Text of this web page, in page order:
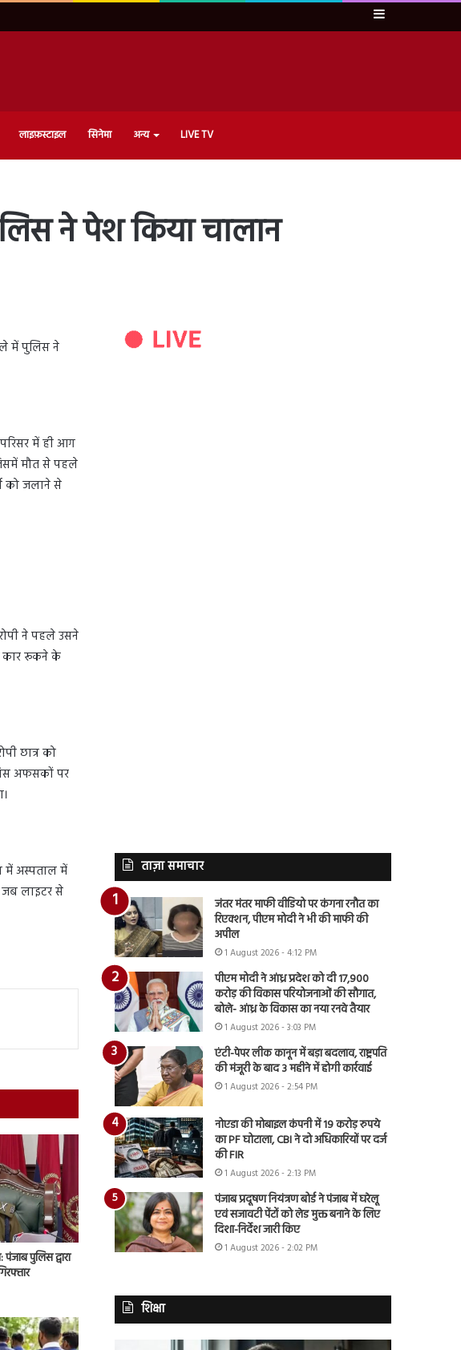
Sidebar
लाइफ़स्टाइल सिनेमा अन्य LIVE TV
ने पेश किया चालान
में पुलिस ने
में ही आग
मौत से पहले
को जलाने से
ने पहले उसने
कार रूकने के
छात्र को
अफसकों पर
में अस्पताल में
जब लाइटर से
पुलिस द्वारा
ताज़ा समाचार
जंतर मंतर माफी वीडियो पर कंगना रनौत का
रिएक्शन, पीएम मोदी ने भी की माफी की
अपील
1 August 2026 - 4:12 PM
पीएम मोदी ने आंध्र प्रदेश को दी 17,900
करोड़ की विकास परियोजनाओं की सौगात,
बोले- आंध्र के विकास का नया रनवे तैयार
1 August 2026 - 3:03 PM
एंटी-पेपर लीक कानून में बड़ा बदलाव, राष्ट्रपति
की मंजूरी के बाद 3 महीने में होगी कार्रवाई
1 August 2026 - 2:54 PM
नोएडा की मोबाइल कंपनी में 19 करोड़ रुपये
का PF घोटाला, CBI ने दो अधिकारियों पर दर्ज
की FIR
1 August 2026 - 2:13 PM
पंजाब प्रदूषण नियंत्रण बोर्ड ने पंजाब में घरेलू
एवं सजावटी पेंटों को लेड मुक्त बनाने के लिए
दिशा-निर्देश जारी किए
1 August 2026 - 2:02 PM
शिक्षा